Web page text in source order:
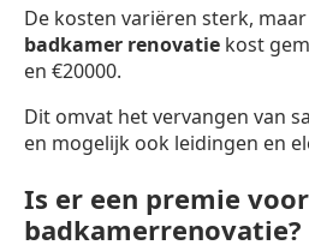
De kosten variëren sterk,
badkamer renovatie kost
en €20000.
Dit omvat het vervangen van
en mogelijk ook leidingen en
Is er een premie voor
badkamerrenovatie?